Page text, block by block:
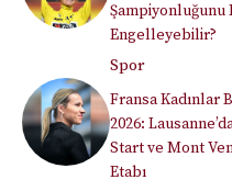
Şampiyonluğunu
Engelleyebilir?
Spor
Fransa Kadınlar
2026:
Start ve Mont
Etabı